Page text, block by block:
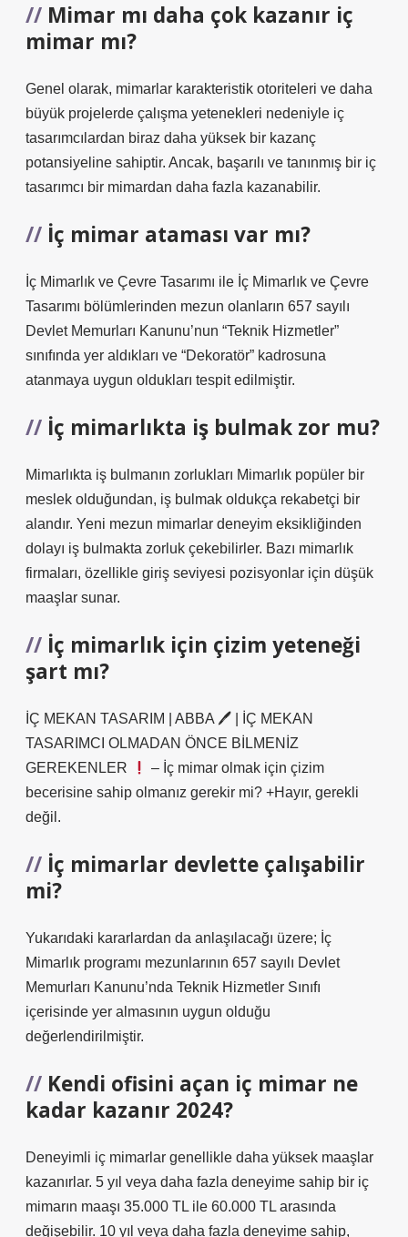
Mimar mı daha çok kazanır iç
mimar mı?
Genel olarak, mimarlar karakteristik otoriteleri ve daha
büyük projelerde çalışma yetenekleri nedeniyle iç
tasarımcılardan biraz daha yüksek bir kazanç
potansiyeline sahiptir. Ancak, başarılı ve tanınmış bir iç
tasarımcı bir mimardan daha fazla kazanabilir.
İç mimar ataması var mı?
İç Mimarlık ve Çevre Tasarımı ile İç Mimarlık ve Çevre
Tasarımı bölümlerinden mezun olanların 657 sayılı
Devlet Memurları Kanunu’nun “Teknik Hizmetler”
sınıfında yer aldıkları ve “Dekoratör” kadrosuna
atanmaya uygun oldukları tespit edilmiştir.
İç mimarlıkta iş bulmak zor mu?
Mimarlıkta iş bulmanın zorlukları Mimarlık popüler bir
meslek olduğundan, iş bulmak oldukça rekabetçi bir
alandır. Yeni mezun mimarlar deneyim eksikliğinden
dolayı iş bulmakta zorluk çekebilirler. Bazı mimarlık
firmaları, özellikle giriş seviyesi pozisyonlar için düşük
maaşlar sunar.
İç mimarlık için çizim yeteneği
şart mı?
İÇ MEKAN TASARIM | ABBA 🖊 | İÇ MEKAN
TASARIMCI OLMADAN ÖNCE BİLMENİZ
GEREKENLER
– İç mimar olmak için çizim
becerisine sahip olmanız gerekir mi? +Hayır, gerekli
değil.
İç mimarlar devlette çalışabilir
mi?
Yukarıdaki kararlardan da anlaşılacağı üzere; İç
Mimarlık programı mezunlarının 657 sayılı Devlet
Memurları Kanunu’nda Teknik Hizmetler Sınıfı
içerisinde yer almasının uygun olduğu
değerlendirilmiştir.
Kendi ofisini açan iç mimar ne
kadar kazanır 2024?
Deneyimli iç mimarlar genellikle daha yüksek maaşlar
kazanırlar. 5 yıl veya daha fazla deneyime sahip bir iç
mimarın maaşı 35.000 TL ile 60.000 TL arasında
değişebilir. 10 yıl veya daha fazla deneyime sahip,